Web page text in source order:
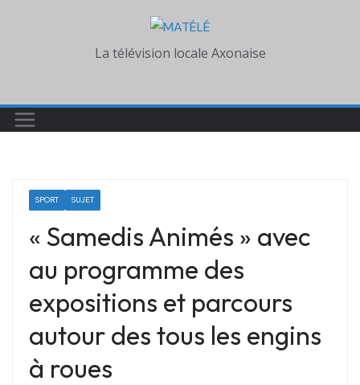
La télévision locale Axonaise
SPORT SUJET
« Samedis Animés » avec
au programme des
expositions et parcours
autour des tous les engins
à roues